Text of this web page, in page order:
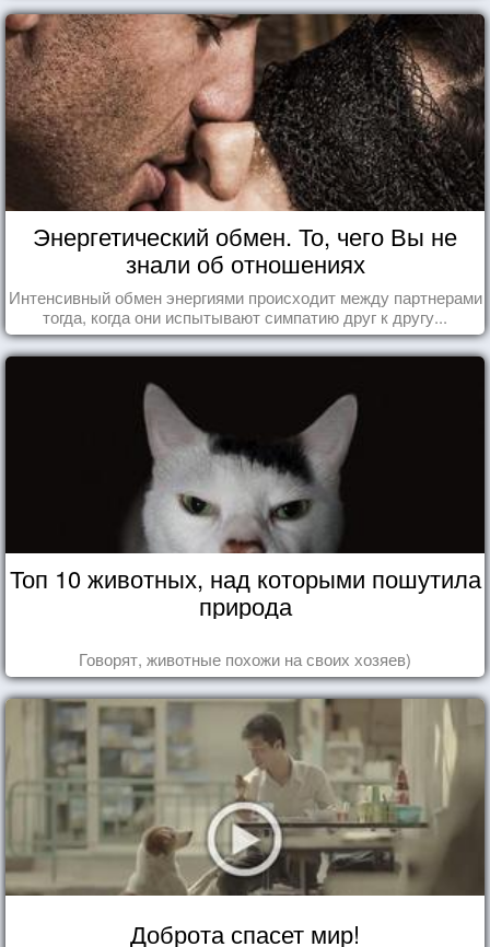
Энергетический обмен. То, чего Вы не
знали об отношениях
Интенсивный обмен энергиями происходит между партнерами
тогда, когда они испытывают симпатию друг к другу...
Топ 10 животных, над которыми пошутила
природа
Говорят, животные похожи на своих хозяев)
Доброта спасет мир!